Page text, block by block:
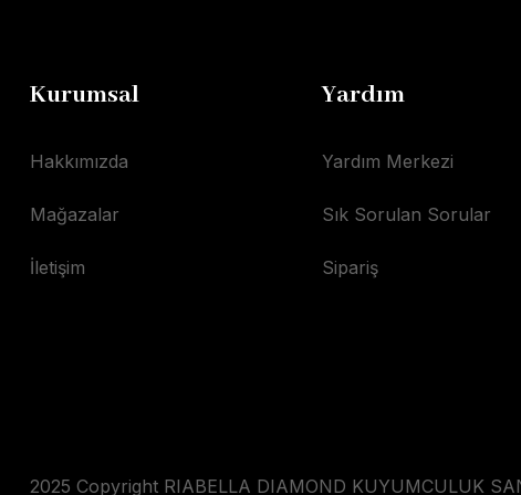
Kurumsal
Hakkımızda
Mağazalar
İletişim
Yardım
Yardım Merkezi
Sık Sorulan Sorular
Sipariş
2025 Copyright RIABELLA DIAMOND KUYUMCULUK